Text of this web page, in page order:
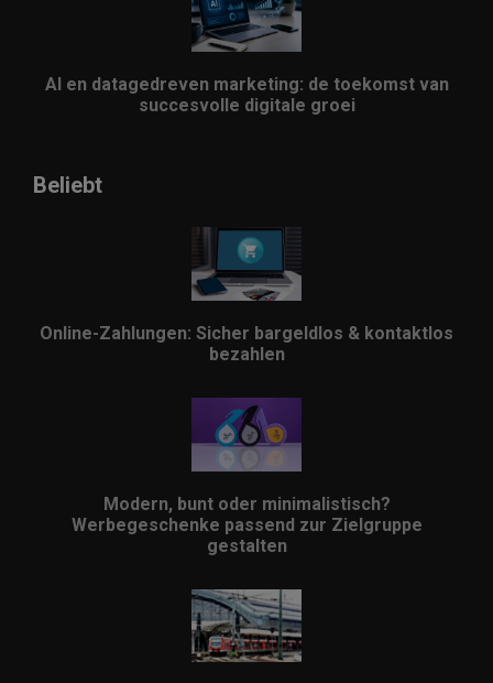
AI en datagedreven marketing: de toekomst van
succesvolle digitale groei
Beliebt
Online-Zahlungen: Sicher bargeldlos & kontaktlos
bezahlen
Modern, bunt oder minimalistisch?
Werbegeschenke passend zur Zielgruppe
gestalten